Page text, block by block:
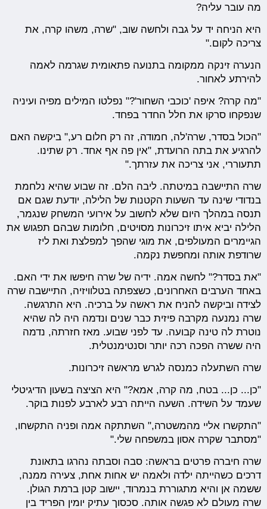
מה עובר עליה?
היא הניחה יד על גבה ולחשה שוב, "שרה, משהו קרה, את
צריכה לקום."
הנערה זינקה ממקומה בתנועה פתאומית שגרמה לאמה
להירתע לאחור.
"מה קרה? איפה 'כוכבי השחור'?" נפלטו המילים מפיה ועיניה
שנפקחו סרקו את חלל החדר בפחד.
"הכול בסדר, שרה'לה, חמודה, זה רק חלום רע," ביקשה האם
להרגיע את בתה הרועדת, "אין פה אף אחד. רק שתינו.
תתעוררי, אני צריכה את עזרתך."
שרה התיישבה במיטתה. ליבה הלם. זה שבוע שהיא נלחמת
בנדודי שינה עד השעות הקטנות של הלילה, יודעת שגם אם
תנסה במהלך היום שלא לחשוב על אירועי המשחק שנגמר,
הלילה יביא איתו זיכרונות מסויטים, חלומות שבהם תפגוש את
הגיימרים המעולפים, את מוגי שהפך למפלצת ואת ליז
שרודפת אותה ומחפשת נקמה.
"את בסדר?" לחשה אמה. ידיה של שרה חיפשו את ידי האם.
באחד הערבים האחרונים, כשצפתה בטלוויזיה, התיישבה שרה
לצידה וביקשה להניח את ראשה על ברכיה. היא התרגשה.
שרה נמנעה מקרבה פיזית כבר שנים ונדמה היה לה שהיא
נוטרת לה טינה קבועה. עד לפני שבוע. מאז חזרתה, נדמה
היה ששרה הפכה רכה יותר וסנטימנטלית.
שרה השתעלה כמנסה לגרש מראשה זיכרונות.
"כן... כן... בטח, מה קרה, אמא?" היא הציצה בשעון הדיגיטלי
שעמד על השידה. השעה הייתה רבע לארבע לפנות בוקר.
"התקשרו אליי מהמשטרה," השתתקה אמה ופניה התקשחו,
"מסתבר שקרה אסון במשפחה שלי."
שרה חיברה פרטים בראשה: סבה וסבתה נהרגו בתאונת
דרכים כשהייתה ילדה ולאמה יש אחות אחת, צעירה ממנה,
ששמה אן והיא מתגוררת בנמרוד, יישוב קטן ברמת הגולן.
שרה מעולם לא פגשה אותה. סכסוך עתיק יומין הפריד בין